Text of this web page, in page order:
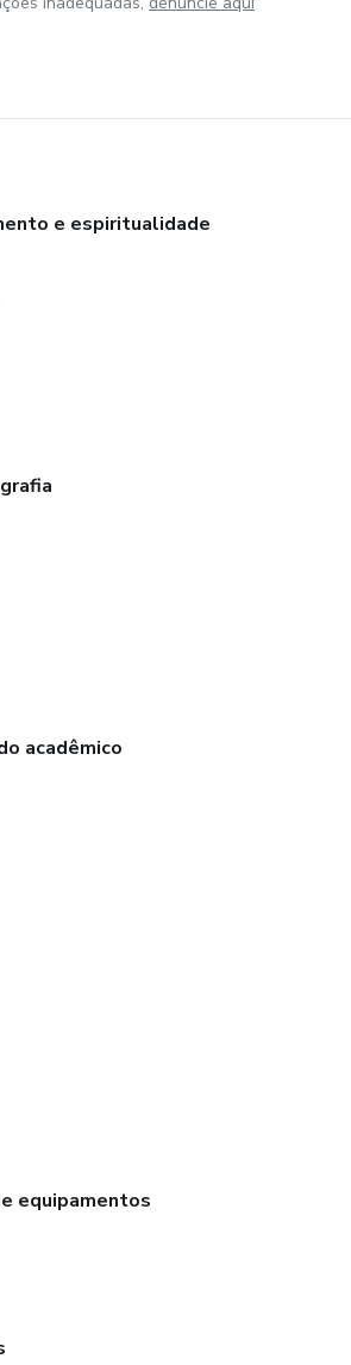
e espiritualidade
acadêmico
equipamentos